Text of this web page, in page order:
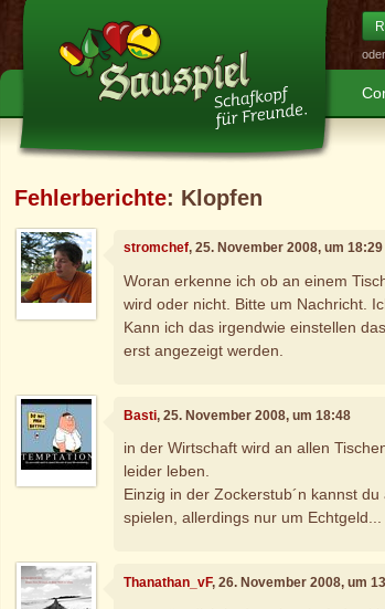
oder
Fehlerberichte: Klopfen
stromchef, 25. November 2008, um 18:29
Woran erkenne ich ob an einem
wird oder nicht. Bitte um Nachricht.
Kann ich das irgendwie einstellen
erst angezeigt werden.
Basti, 25. November 2008, um 18:48
in der Wirtschaft wird an allen
leider leben.
Einzig in der Zockerstub´n kannst
spielen, allerdings nur um Echtgeld...
Thanathan_vF, 26. November 2008, um